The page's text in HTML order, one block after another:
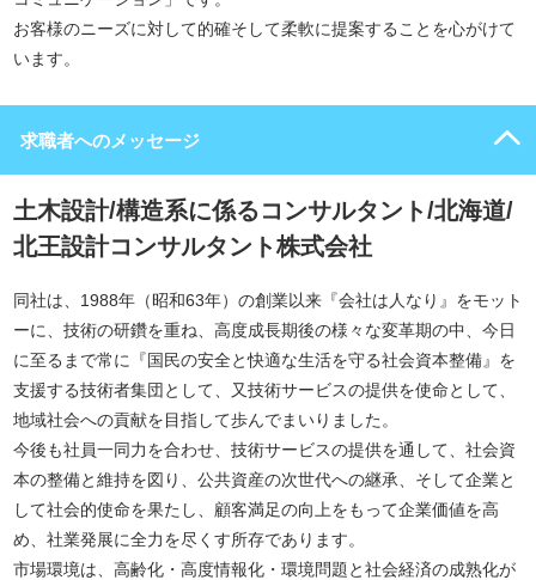
お客様のニーズに対して的確そして柔軟に提案することを心がけて
います。
求職者へのメッセージ
土木設計/構造系に係るコンサルタント/北海道/
北王設計コンサルタント株式会社
同社は、1988年（昭和63年）の創業以来『会社は人なり』をモット
ーに、技術の研鑽を重ね、高度成長期後の様々な変革期の中、今日
に至るまで常に『国民の安全と快適な生活を守る社会資本整備』を
支援する技術者集団として、又技術サービスの提供を使命として、
地域社会への貢献を目指して歩んでまいりました。
今後も社員一同力を合わせ、技術サービスの提供を通して、社会資
本の整備と維持を図り、公共資産の次世代への継承、そして企業と
して社会的使命を果たし、顧客満足の向上をもって企業価値を高
め、社業発展に全力を尽くす所存であります。
市場環境は、高齢化・高度情報化・環境問題と社会経済の成熟化が